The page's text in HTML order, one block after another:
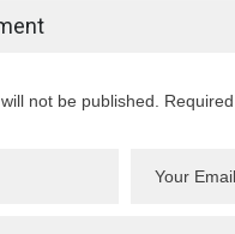
not be published.